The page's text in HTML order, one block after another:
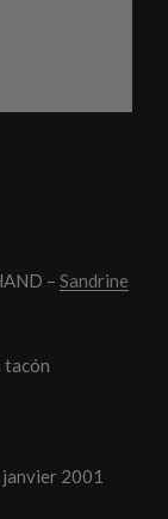
– Sandrine
tacón
2001